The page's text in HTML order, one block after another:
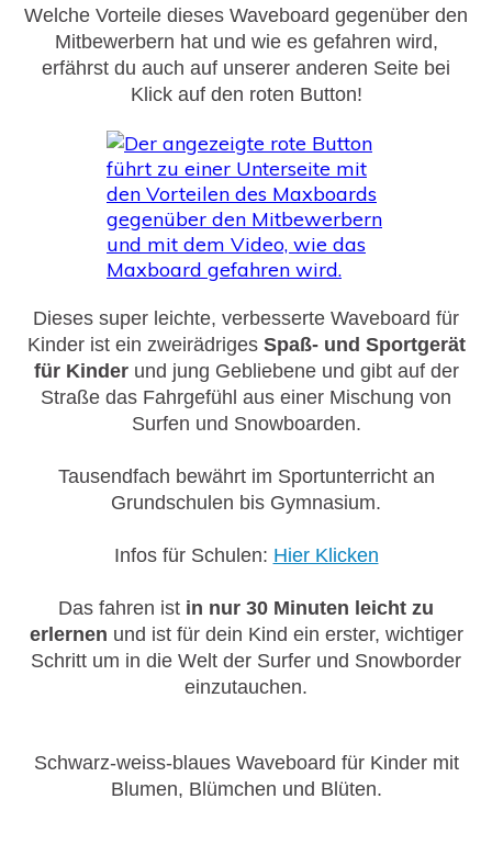
Welche Vorteile dieses Waveboard gegenüber den
Mitbewerbern hat und wie es gefahren wird,
erfährst du auch auf unserer anderen Seite bei
Klick auf den roten Button!
Dieses super leichte, verbesserte Waveboard für
Kinder ist ein zweirädriges Spaß- und Sportgerät
für Kinderund jung Gebliebene und gibt auf der
Straße das Fahrgefühl aus einer Mischung von
Surfen und Snowboarden.
Tausendfach bewährt im Sportunterricht an
Grundschulen bis Gymnasium.
Infos für Schulen: Hier Klicken
Das fahren ist in nur 30 Minuten leicht zu
erlernen und ist für dein Kind ein erster, wichtiger
Schritt um in die Welt der Surfer und Snowborder
einzutauchen.
Schwarz-weiss-blaues Waveboard für Kinder mit
Blumen, Blümchen und Blüten.